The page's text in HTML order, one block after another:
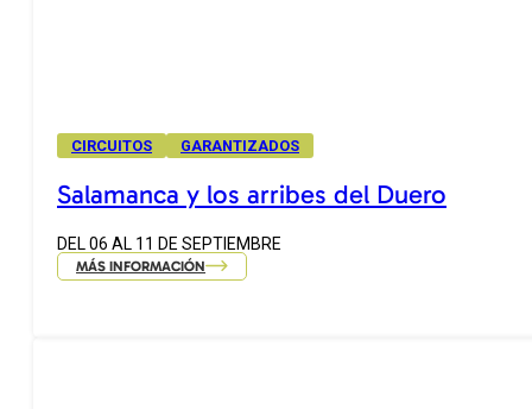
CIRCUITOS GARANTIZADOS
Salamanca y los arribes del Duero
DEL 06 AL 11 DE SEPTIEMBRE
MÁS INFORMACIÓN